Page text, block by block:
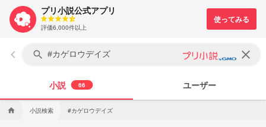
プリ小説公式アプリ
評価6,000件以上
keyboard_arrow_left search clear
小説 66 ユーザー
home 小説検索 #カゲロウデイズ